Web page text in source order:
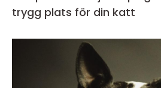
trygg plats för din katt